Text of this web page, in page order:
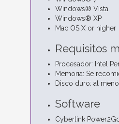
Windows® Vista
Windows® XP
Mac OS X or higher
Requisitos
Procesador: Intel
Memoria: Se
Disco duro: al
Software
Cyberlink